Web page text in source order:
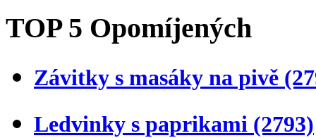
TOP 5 Opomíjených
Závitky s masáky na pivě
Ledvinky s paprikami (2793)